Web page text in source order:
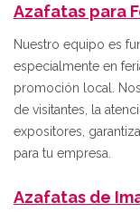
Azafatas para
Nuestro equipo es
especialmente en
promoción local.
de visitantes, la
expositores,
para tu empresa.
Azafatas de